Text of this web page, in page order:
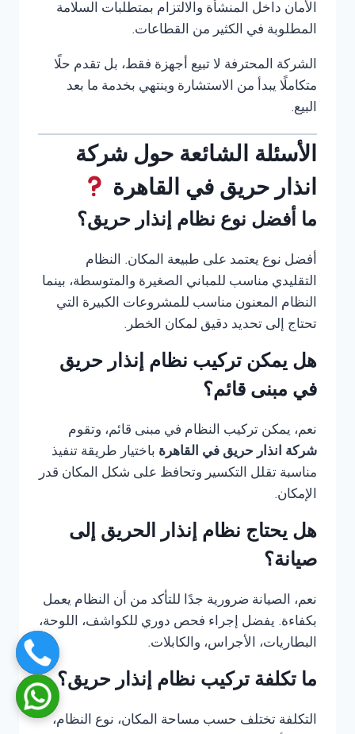
الأمان داخل المنشأة والالتزام بمتطلبات السلامة
المطلوبة في الكثير من القطاعات.
الشركة المحترفة لا تبيع أجهزة فقط، بل تقدم حلًا
متكاملًا يبدأ من الاستشارة وينتهي بخدمة ما بعد
البيع.
الأسئلة الشائعة حول شركة
انذار حريق في القاهرة
ما أفضل نوع نظام إنذار حريق؟
أفضل نوع يعتمد على طبيعة المكان. النظام
التقليدي مناسب للمباني الصغيرة والمتوسطة، بينما
النظام المعنون مناسب للمشروعات الكبيرة التي
تحتاج إلى تحديد دقيق لمكان الخطر.
هل يمكن تركيب نظام إنذار حريق
في مبنى قائم؟
نعم، يمكن تركيب النظام في مبنى قائم، وتقوم
شركة انذار حريق في القاهرة باختيار طريقة تنفيذ
مناسبة تقلل التكسير وتحافظ على شكل المكان قدر
الإمكان.
هل يحتاج نظام إنذار الحريق إلى
صيانة؟
نعم، الصيانة ضرورية جدًا للتأكد من أن النظام يعمل
بكفاءة. يفضل إجراء فحص دوري للكواشف، اللوحة،
البطاريات، الأجراس، والكابلات.
ما تكلفة تركيب نظام إنذار حريق؟
التكلفة تختلف حسب مساحة المكان، نوع النظام،